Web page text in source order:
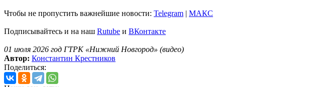
Чтобы не пропустить важнейшие новости: Telegram | MAКС
Подписывайтесь и на наш Rutube и ВКонтакте
01 июля 2026 год ГТРК «Нижний Новгород» (видео)
Автор: Константин Крестников
Поделиться: